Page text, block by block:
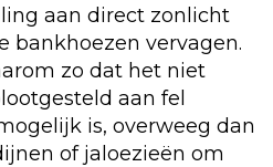
aan direct zonlicht
bankhoezen vervagen.
zo dat het niet
aan fel
is, overweeg dan
of jaloezieën om